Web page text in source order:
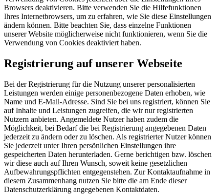
Browsers deaktivieren. Bitte verwenden Sie die Hilfefunktionen
Ihres Internetbrowsers, um zu erfahren, wie Sie diese Einstellungen
ändern können. Bitte beachten Sie, dass einzelne Funktionen
unserer Website möglicherweise nicht funktionieren, wenn Sie die
Verwendung von Cookies deaktiviert haben.
Registrierung auf unserer Webseite
Bei der Registrierung für die Nutzung unserer personalisierten
Leistungen werden einige personenbezogene Daten erhoben, wie
Name und E-Mail-Adresse. Sind Sie bei uns registriert, können Sie
auf Inhalte und Leistungen zugreifen, die wir nur registrierten
Nutzern anbieten. Angemeldete Nutzer haben zudem die
Möglichkeit, bei Bedarf die bei Registrierung angegebenen Daten
jederzeit zu ändern oder zu löschen. Als registrierter Nutzer können
Sie jederzeit unter Ihren persönlichen Einstellungen ihre
gespeicherten Daten herunterladen. Gerne berichtigen bzw. löschen
wir diese auch auf Ihren Wunsch, soweit keine gesetzlichen
Aufbewahrungspflichten entgegenstehen. Zur Kontaktaufnahme in
diesem Zusammenhang nutzen Sie bitte die am Ende dieser
Datenschutzerklärung angegebenen Kontaktdaten.